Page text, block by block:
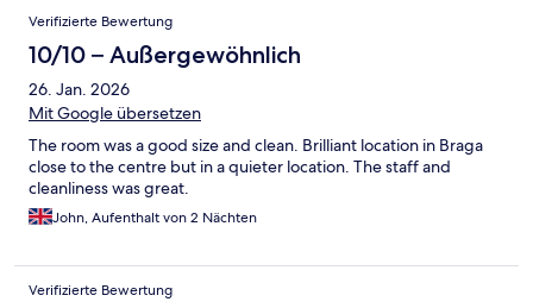
Verifizierte Bewertung
10/10 – Außergewöhnlich
26. Jan. 2026
Mit Google übersetzen
The room was a good size and clean. Brilliant location in Braga
close to the centre but in a quieter location. The staff and
cleanliness was great.
John, Aufenthalt von 2 Nächten
Verifizierte Bewertung